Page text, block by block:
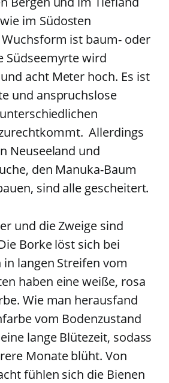
im Südosten
ist baum- oder
Südseemyrte wird
acht Meter hoch. Es ist
und anspruchslose
Allerdings
Neuseeland und
den Manuka-Baum
sind alle gescheitert.
und die Zweige sind
Borke löst sich bei
langen Streifen vom
haben eine weiße, rosa
Wie man herausfand
vom Bodenzustand
lange Blütezeit, sodass
Monate blüht. Von
fühlen sich die Bienen